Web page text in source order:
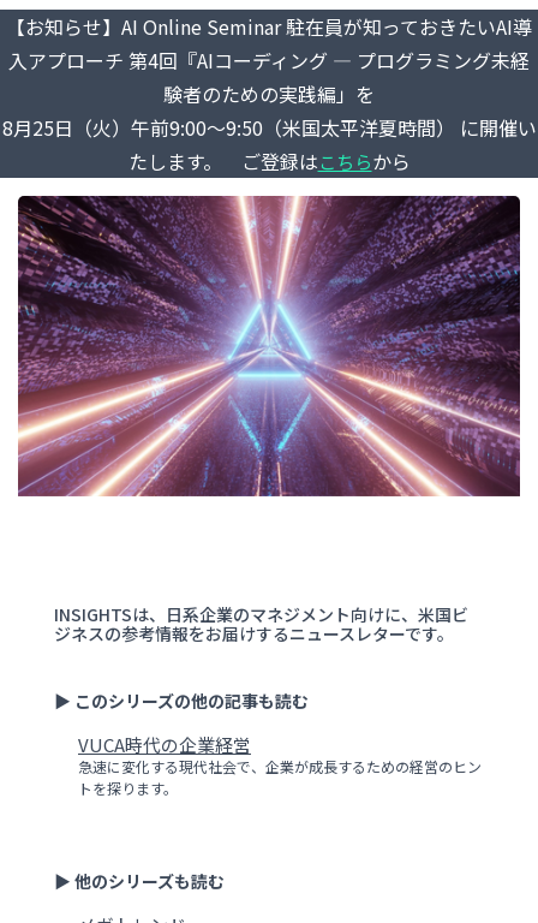
【お知らせ】AI Online Seminar 駐在員が知っておきたいAI導
入アプローチ 第4回『AIコーディング ― プログラミング未経
験者のための実践編」を
8月25日（火）午前9:00～9:50（米国太平洋夏時間） に開催い
たします。 ご登録はこちらから
INSIGHTSは、日系企業のマネジメント向けに、米国ビ
ジネスの参考情報をお届けするニュースレターです。
▶ このシリーズの他の記事も読む
VUCA時代の企業経営
急速に変化する現代社会で、企業が成長するための経営のヒン
トを探ります。
▶ 他のシリーズも読む